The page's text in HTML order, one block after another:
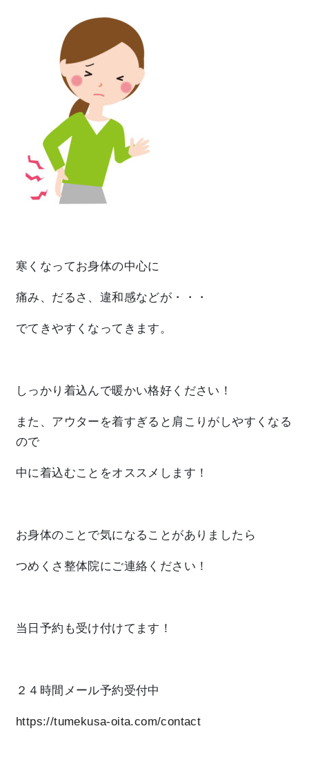
寒くなってお身体の中心に
痛み、だるさ、違和感などが・・・
でてきやすくなってきます。
しっかり着込んで暖かい格好ください！
また、アウターを着すぎると肩こりがしやすくなる
ので
中に着込むことをオススメします！
お身体のことで気になることがありましたら
つめくさ整体院にご連絡ください！
当日予約 も受け付けてます！
２４時間メール予約受付中
https://tumekusa-oita.com/contact